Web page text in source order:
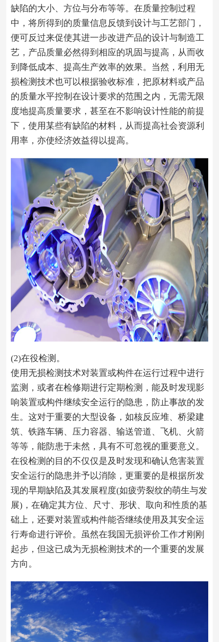
缺陷的大小、方位与分布等等。在质量控制过程
中，将所得到的质量信息反馈到设计与工艺部门，
便可反过来促使其进一步改进产品的设计与制造工
艺，产品质量必然得到相应的巩固与提高，从而收
到降低成本、提高生产效率的效果。当然，利用无
损检测技术也可以根据验收标准，把原材料或产品
的质量水平控制在设计要求的范围之内，无需无限
度地提高质量要求，甚至在不影响设计性能的前提
下，使用某些有缺陷的材料，从而提高社会资源利
用率，亦使经济效益得以提高。
(2)在役检测。
使用无损检测技术对装置或构件在运行过程中进行
监测，或者在检修期进行定期检测，能及时发现影
响装置或构件继续安全运行的隐患，防止事故的发
生。这对于重要的大型设备，如核反应堆、桥梁建
筑、铁路车辆、压力容器、输送管道、飞机、火箭
等等，能防患于未然，具有不可忽视的重要意义。
在役检测的目的不仅仅是及时发现和确认危害装置
安全运行的隐患并予以消除，更重要的是根据所发
现的早期缺陷及其发展程度(如疲劳裂纹的萌生与发
展)，在确定其方位、尺寸、形状、取向和性质的基
础上，还要对装置或构件能否继续使用及其安全运
行寿命进行评价。虽然在我国无损评价工作才刚刚
起步，但这已成为无损检测技术的一个重要的发展
方向。